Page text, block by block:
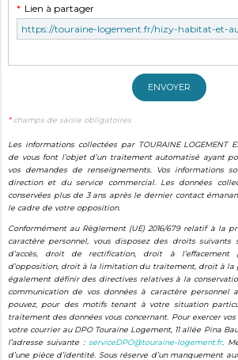
Champ
obligatoire
Lien à partager
*
ENVOYER
*champs de saisie obligatoires
Les informations collectées par TOURAINE LOGEMENT
de vous font l’objet d’un traitement automatisé ayant
vos demandes de renseignements. Vos informations
direction et du service commercial. Les données
conservées plus de 3 ans après le dernier contact
le cadre de votre opposition.
Conformément au Règlement (UE) 2016/679 relatif à la
caractère personnel, vous disposez des droits suivants
d’accès, droit de rectification, droit à
d’opposition, droit à la limitation du traitement, droit à la
également définir des directives relatives à la
communication de vos données à caractère personnel
pouvez, pour des motifs tenant à votre situation
traitement des données vous concernant. Pour exercer
votre courrier au DPO Touraine Logement, 11 allée Pina
l’adresse suivante : serviceDPO@touraine-logement.fr.
d’une pièce d’identité. Sous réserve d’un manquement